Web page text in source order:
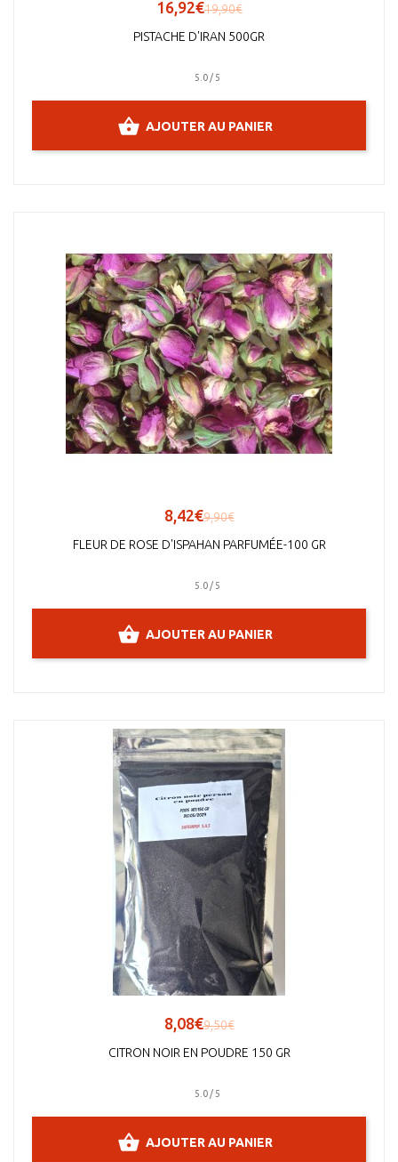
16,92€19,90€
PISTACHE D'IRAN 500GR
5.0 / 5
AJOUTER AU PANIER
8,42€9,90€
FLEUR DE ROSE D'ISPAHAN PARFUMÉE-100 GR
5.0 / 5
AJOUTER AU PANIER
8,08€9,50€
CITRON NOIR EN POUDRE 150 GR
5.0 / 5
AJOUTER AU PANIER